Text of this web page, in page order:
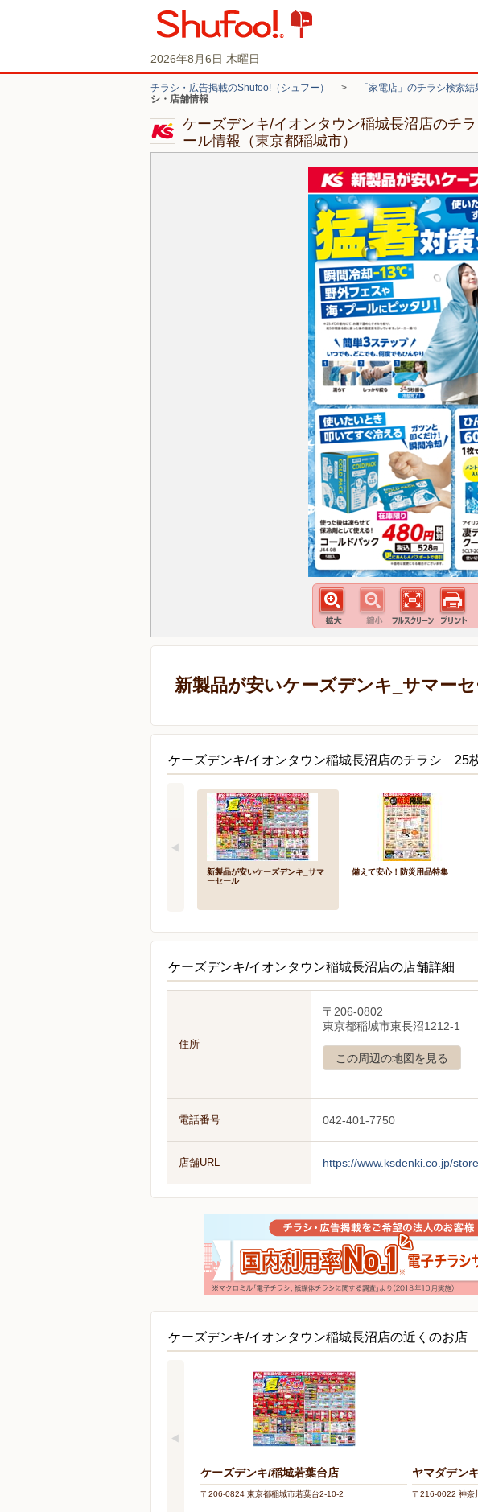
2026年8月6日 木曜日
チラシ・広告掲載のShufoo!（シュフー） > 「家電店」のチラシ検索結
シ・店舗情報
ケーズデンキ/イオンタウン稲城長沼店のチ
ール情報（東京都稲城市）
新製品が安いケーズデンキ_サマー
ケーズデンキ/イオンタウン稲城長沼店のチラシ 25
新製品が安いケーズデンキ_サマ
ーセール
備えて安心！防災用品特集
ケーズデンキ/イオンタウン稲城長沼店の店舗詳細
住所
〒206-0802
東京都稲城市東長沼1212-1
この周辺の地図を見る
電話番号 042-401-7750
店舗URL https://www.ksdenki.co.jp/
ケーズデンキ/イオンタウン稲城長沼店の近くのお店
ケーズデンキ/稲城若葉台店
〒206-0824 東京都稲城市若葉台2-10-2
ヤマダデン
〒216-0022 神奈